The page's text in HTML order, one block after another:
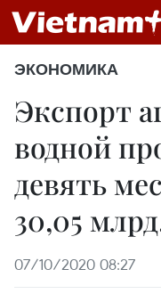
ЭКОНОМИКА
Экспорт
водной
девять
30,05
07/10/2020 08:27